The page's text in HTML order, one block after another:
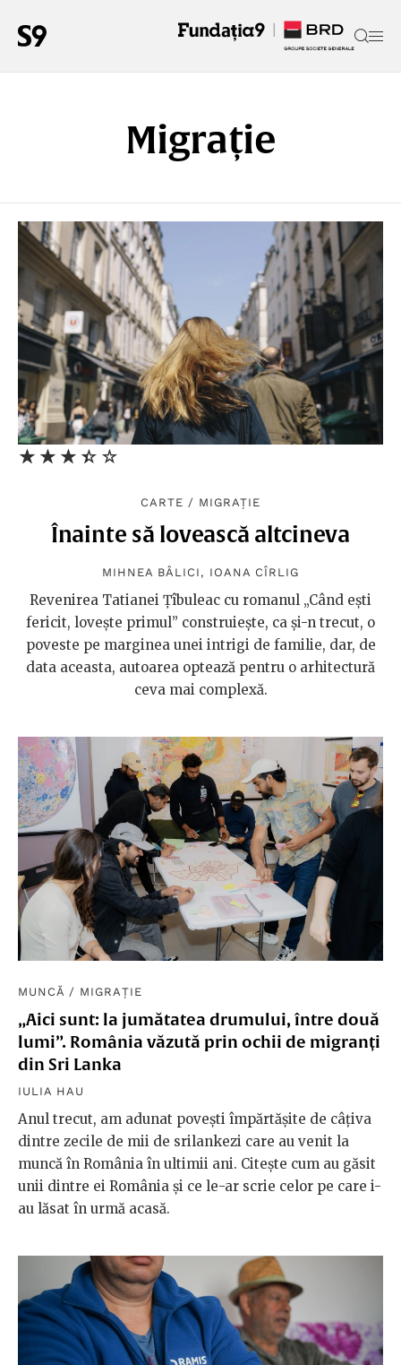
Migrație
★★★★★
☆☆☆☆☆
CARTE / MIGRAȚIE
Înainte să lovească altcineva
MIHNEA BÂLICI , IOANA CÎRLIG
Revenirea Tatianei Țîbuleac cu romanul „Când ești
fericit, lovește primul” construiește, ca și-n trecut, o
poveste pe marginea unei intrigi de familie, dar, de
data aceasta, autoarea optează pentru o arhitectură
ceva mai complexă.
MUNCĂ / MIGRAȚIE
„Aici sunt: la jumătatea drumului, între două
lumi”. România văzută prin ochii de migranți
din Sri Lanka
IULIA HAU
Anul trecut, am adunat povești împărtășite de câțiva
dintre zecile de mii de srilankezi care au venit la
muncă în România în ultimii ani. Citește cum au găsit
unii dintre ei România și ce le-ar scrie celor pe care i-
au lăsat în urmă acasă.